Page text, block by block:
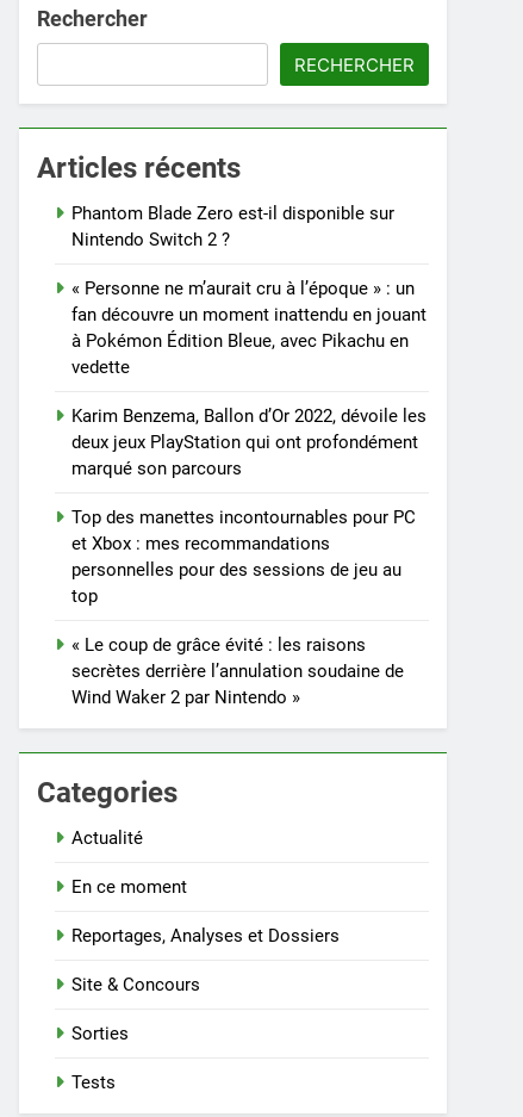
Rechercher
RECHERCHER
Articles récents
Phantom Blade Zero est-il disponible sur
Nintendo Switch 2 ?
« Personne ne m’aurait cru à l’époque » : un
fan découvre un moment inattendu en jouant
à Pokémon Édition Bleue, avec Pikachu en
vedette
Karim Benzema, Ballon d’Or 2022, dévoile les
deux jeux PlayStation qui ont profondément
marqué son parcours
Top des manettes incontournables pour PC
et Xbox : mes recommandations
personnelles pour des sessions de jeu au
top
« Le coup de grâce évité : les raisons
secrètes derrière l’annulation soudaine de
Wind Waker 2 par Nintendo »
Categories
Actualité
En ce moment
Reportages, Analyses et Dossiers
Site & Concours
Sorties
Tests